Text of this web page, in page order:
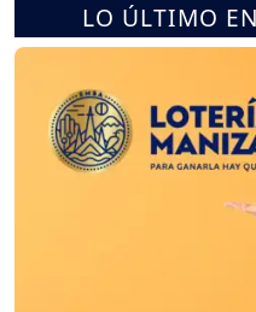
LO ÚLTIMO